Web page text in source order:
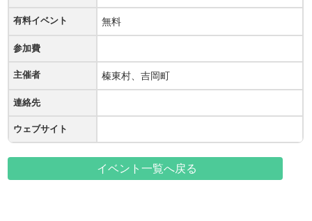
有料イベント 無料
参加費
主催者 榛東村、吉岡町
連絡先
ウェブサイト
イベント一覧へ戻る